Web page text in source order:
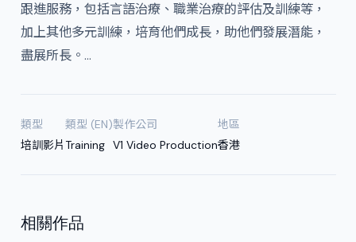
跟進服務，包括言語治療、職業治療的評估及訓練等，
加上其他多元訓練，培育他們成長，助他們發展潛能，
盡展所長。…
類型
培訓影片
類型 (EN)
Training
製作公司
V1 Video Production
地區
香港
相關作品